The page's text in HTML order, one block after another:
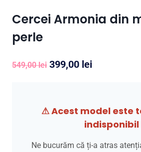
Cercei Armonia din
perle
549,00lei Prețul
fost:
549,00 lei.
399,00 leiPrețul
399,00 lei.
⚠ Acest model este
indisponibil
Ne bucurăm că ți-a atras